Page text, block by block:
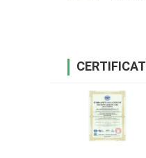
CERTIFICAT